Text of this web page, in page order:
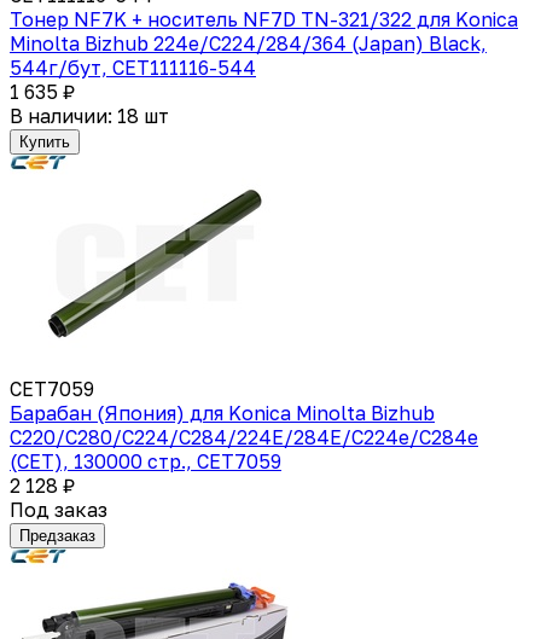
Тонер NF7K + носитель NF7D TN-321/322 для Konica
Minolta Bizhub 224e/C224/284/364 (Japan) Black,
544г/бут, CET111116-544
1 635 ₽
В наличии: 18 шт
Купить
CET7059
Барабан (Япония) для Konica Minolta Bizhub
C220/C280/C224/C284/224E/284E/C224e/C284e
(CET), 130000 стр., CET7059
2 128 ₽
Под заказ
Предзаказ